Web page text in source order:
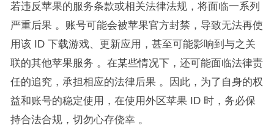
若违反苹果的服务条款或相关法律法规，将面临一系列
严重后果 。账号可能会被苹果官方封禁，导致无法再使
用该 ID 下载游戏、更新应用，甚至可能影响到与之关
联的其他苹果服务 。在某些情况下，还可能面临法律责
任的追究，承担相应的法律后果 。因此，为了自身的权
益和账号的稳定使用，在使用外区苹果 ID 时，务必保
持合法合规，切勿心存侥幸 。​